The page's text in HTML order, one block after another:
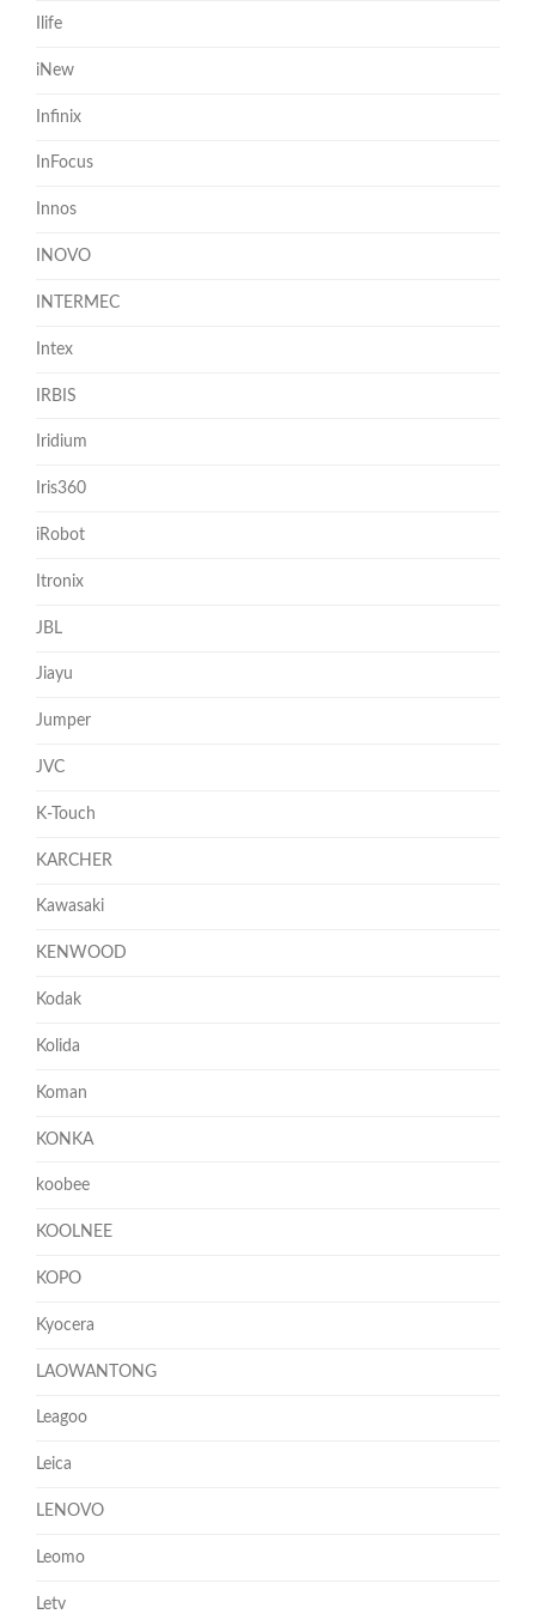
Ilife
iNew
Infinix
InFocus
Innos
INOVO
INTERMEC
Intex
IRBIS
Iridium
Iris360
iRobot
Itronix
JBL
Jiayu
Jumper
JVC
K-Touch
KARCHER
Kawasaki
KENWOOD
Kodak
Kolida
Koman
KONKA
koobee
KOOLNEE
KOPO
Kyocera
LAOWANTONG
Leagoo
Leica
LENOVO
Leomo
Letv